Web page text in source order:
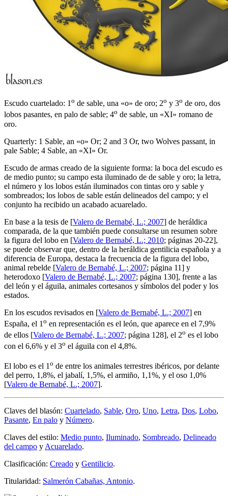
Escudo cuartelado: 1 o de sable, una «o» de oro; 2o y 3o de oro, dos
lobos pasantes, en palo de sable; 4o de sable, un «XI» romano de
oro.
Quarterly: 1 Sable, an «o» Or; 2 and 3 Or, two Wolves passant, in
pale Sable; 4 Sable, an «XI» Or.
Escudo de armas creado de la siguiente forma: la boca del escudo es
de medio punto; su campo esta iluminado de de sable y oro; la letra,
el número y los lobos están iluminados con tintas oro y sable y
sombreados; los lobos de sable están delineados del campo; y el
conjunto ha recibido un acabado acuarelado.
En base a la tesis de [Valero de Bernabé, L.; 2007] de heráldica
comparada, de la que también puede consultarse un resumen sobre
la figura del lobo en [Valero de Bernabé, L.; 2010; páginas 20-22],
se puede observar que, dentro de la heráldica gentilicia española y a
diferencia de Europa, destaca la frecuencia de la figura del lobo,
animal rebelde [Valero de Bernabé, L.; 2007; página 11] y
heterodoxo [Valero de Bernabé, L.; 2007; página 130], frente a las
del león y el águila, animales cortesanos y símbolos del poder y los
estados.
En los escudos revisados en [Valero de Bernabé, L.; 2007] en
España, el 1 o en representación es el león, que aparece en el 7,9%
de ellos [Valero de Bernabé, L.; 2007; página 128], el 2o es el lobo
con el 6,6% y el 3o el águila con el 4,8%.
El lobo es el 1 o de entre los animales terrestres ibéricos, por delante
del perro, 1,8%, el jabalí, 1,5%, el armiño, 1,1%, y el oso 1,0%
[Valero de Bernabé, L.; 2007].
Claves del blasón: Cuartelado, Sable, Oro, Uno, Letra, Dos, Lobo,
Pasante, En palo y Número.
Claves del estilo: Medio punto, Iluminado, Sombreado, Delineado
del campo y Acuarelado.
Clasificación: Creado y Gentilicio.
Titularidad: Salmerón Cabañas, Antonio.